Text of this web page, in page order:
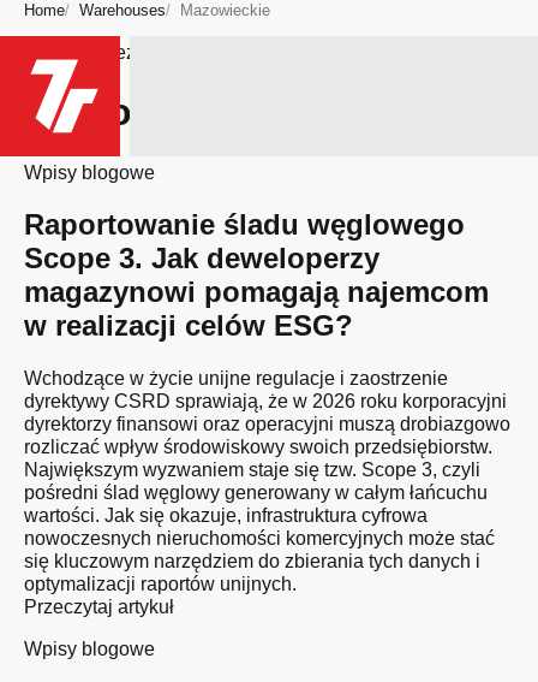
Home Warehouses Mazowieckie
Bądź na bieżąco
Region: Mazowieckie
Wpisy blogowe
Raportowanie śladu węglowego
Scope 3. Jak deweloperzy
magazynowi pomagają najemcom
w realizacji celów ESG?
Wchodzące w życie unijne regulacje i zaostrzenie
dyrektywy CSRD sprawiają, że w 2026 roku korporacyjni
dyrektorzy finansowi oraz operacyjni muszą drobiazgowo
rozliczać wpływ środowiskowy swoich przedsiębiorstw.
Największym wyzwaniem staje się tzw. Scope 3, czyli
pośredni ślad węglowy generowany w całym łańcuchu
wartości. Jak się okazuje, infrastruktura cyfrowa
nowoczesnych nieruchomości komercyjnych może stać
się kluczowym narzędziem do zbierania tych danych i
optymalizacji raportów unijnych.
Przeczytaj artykuł
Wpisy blogowe